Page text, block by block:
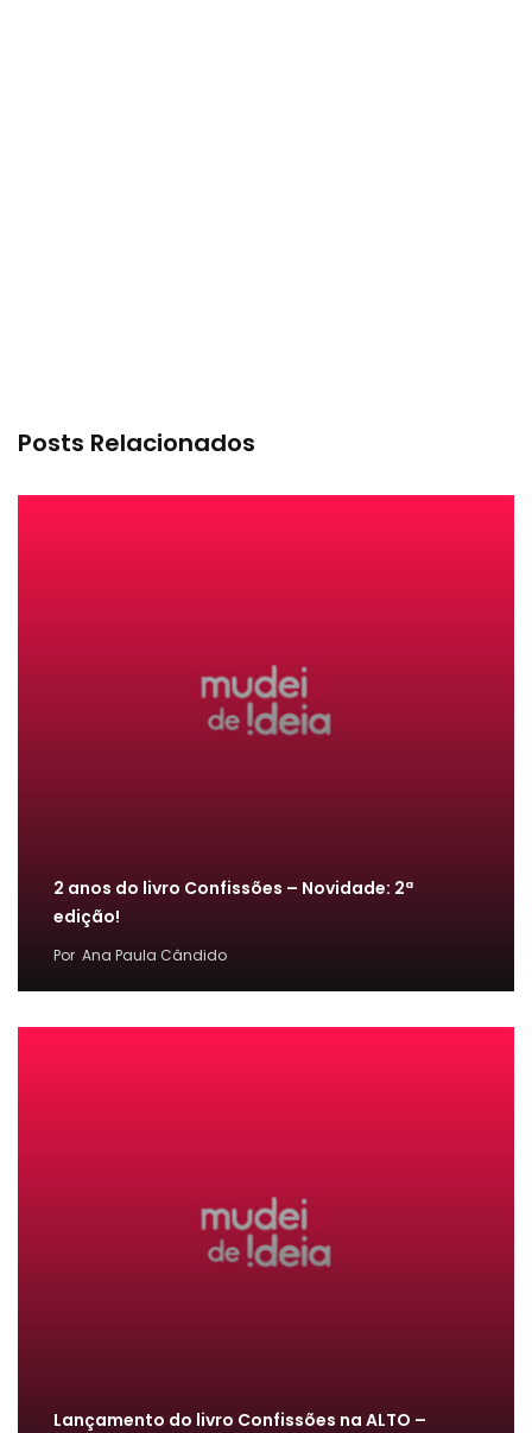
Posts Relacionados
2 anos do livro Confissões – Novidade: 2ª
edição!
Por Ana Paula Cândido
Lançamento do livro Confissões na ALTO –